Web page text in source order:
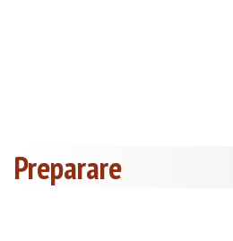
Preparare